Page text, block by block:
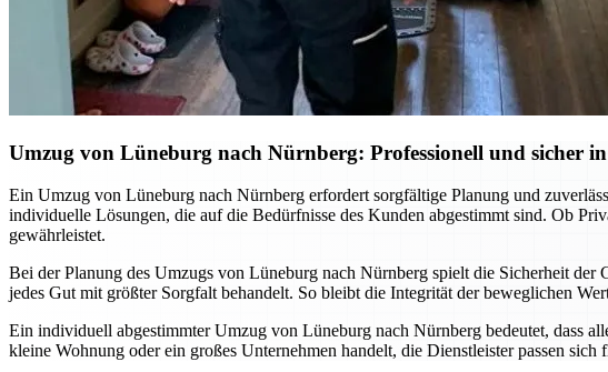
Umzug von Lüneburg nach Nürnberg: Professionell und sicher
Ein Umzug von Lüneburg nach Nürnberg erfordert sorgfältige Planung und
individuelle Lösungen, die auf die Bedürfnisse des Kunden abgestimmt sind. Ob
gewährleistet.
Bei der Planung des Umzugs von Lüneburg nach Nürnberg spielt die Sicherheit
jedes Gut mit größter Sorgfalt behandelt. So bleibt die Integrität der beweglichen
Ein individuell abgestimmter Umzug von Lüneburg nach Nürnberg bedeutet, dass
kleine Wohnung oder ein großes Unternehmen handelt, die Dienstleister passen